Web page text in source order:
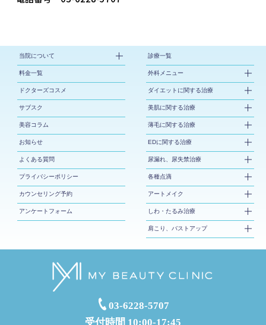
当院について
料金一覧
ドクターズコスメ
サブスク
美容コラム
お知らせ
よくある質問
プライバシーポリシー
カウンセリング予約
アンケートフォーム
診療一覧
外科メニュー
ダイエットに関する治療
美肌に関する治療
薄毛に関する治療
EDに関する治療
尿漏れ、尿失禁治療
各種点滴
アートメイク
しわ・たるみ治療
肩こり、バストアップ
03-6228-5707
受付時間 10:00-17:45